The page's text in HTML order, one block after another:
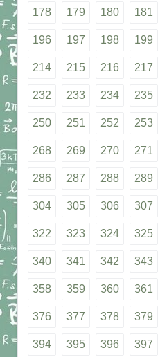
178 179 180 181
196 197 198 199
214 215 216 217
232 233 234 235
250 251 252 253
268 269 270 271
286 287 288 289
304 305 306 307
322 323 324 325
340 341 342 343
358 359 360 361
376 377 378 379
394 395 396 397